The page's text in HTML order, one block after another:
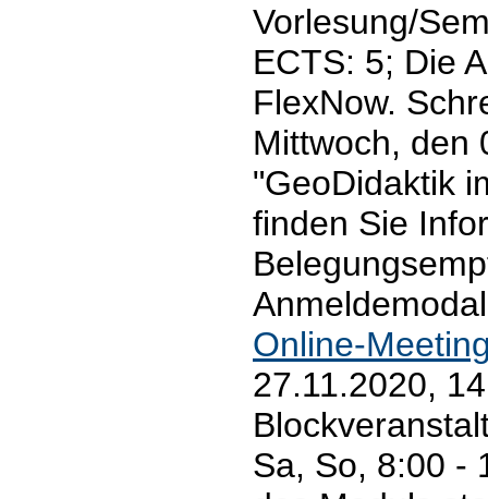
Vorlesung/
ECTS: 5; Die
FlexNow.
Mittwoch, den
"GeoDidaktik
finden Sie
Online-
27.11.2020,
Sa, So, 8:00 -